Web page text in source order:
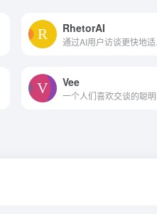
RhetorAI
通过AI用户访
Vee